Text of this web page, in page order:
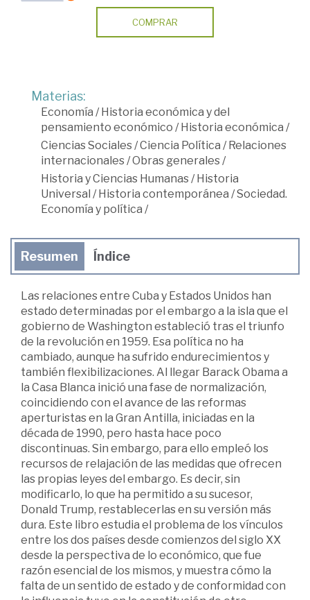
COMPRAR
Materias:
Economía / Historia económica y del
pensamiento económico / Historia económica /
Ciencias Sociales/Ciencia Política / Relaciones
internacionales/Obras generales/
Historia y Ciencias Humanas/ Historia
Universal / Historia contemporánea /Sociedad.
Economía y política /
Resumen Índice
Las relaciones entre Cuba y Estados Unidos han
estado determinadas por el embargo a la isla que el
gobierno de Washington estableció tras el triunfo
de la revolución en 1959. Esa política no ha
cambiado, aunque ha sufrido endurecimientos y
también flexibilizaciones. Al llegar Barack Obama a
la Casa Blanca inició una fase de normalización,
coincidiendo con el avance de las reformas
aperturistas en la Gran Antilla, iniciadas en la
década de 1990, pero hasta hace poco
discontinuas. Sin embargo, para ello empleó los
recursos de relajación de las medidas que ofrecen
las propias leyes del embargo. Es decir, sin
modificarlo, lo que ha permitido a su sucesor,
Donald Trump, restablecerlas en su versión más
dura. Este libro estudia el problema de los vínculos
entre los dos países desde comienzos del siglo XX
desde la perspectiva de lo económico, que fue
razón esencial de los mismos, y muestra cómo la
falta de un sentido de estado y de conformidad con